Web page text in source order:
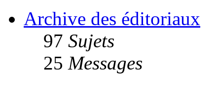
Archive des éditoriaux
97 Sujets
25 Messages